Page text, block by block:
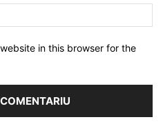
in this browser for the